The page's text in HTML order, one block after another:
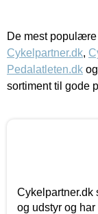
De mest
Cykelpartner.dk,
Pedalatleten.dk og
sortiment til gode
og udstyr og